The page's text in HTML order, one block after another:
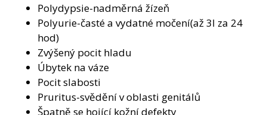
Polydypsie-nadměrná žízeň
Polyurie-časté a vydatné močení(až 3l za 24
hod)
Zvýšený pocit hladu
Úbytek na váze
Pocit slabosti
Pruritus-svědění v oblasti genitálů
Špatně se hojící kožní defekty